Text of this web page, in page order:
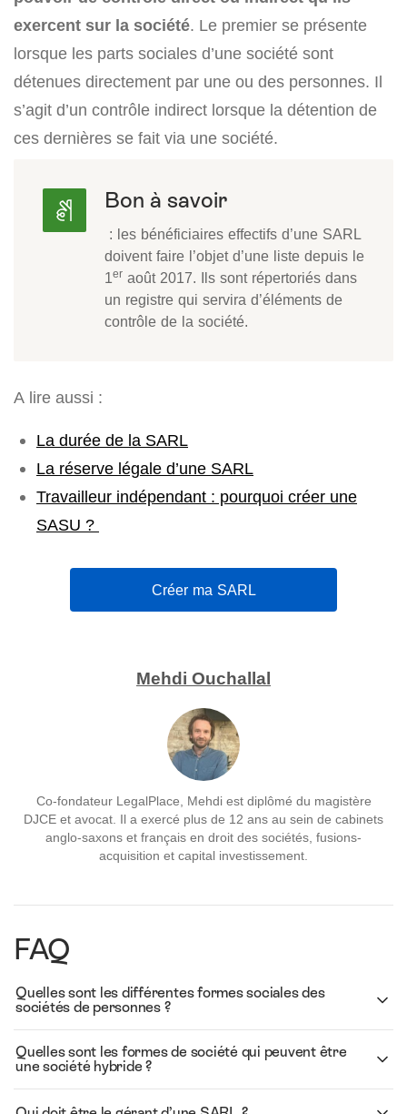
exercent sur la société. Le premier se présente
lorsque les parts sociales d’une société sont
détenues directement par une ou des personnes. Il
s’agit d’un contrôle indirect lorsque la détention de
ces dernières se fait via une société.
Bon à savoir
: les bénéficiaires effectifs d’une SARL
doivent faire l’objet d’une liste depuis le
1er août 2017. Ils sont répertoriés dans
un registre qui servira d’éléments de
contrôle de la société.
A lire aussi :
La durée de la SARL
La réserve légale d’une SARL
Travailleur indépendant : pourquoi créer une
SASU ?
Créer ma SARL
Mehdi Ouchallal
Co-fondateur LegalPlace, Mehdi est diplômé du magistère
DJCE et avocat. Il a exercé plus de 12 ans au sein de cabinets
anglo-saxons et français en droit des sociétés, fusions-
acquisition et capital investissement.
FAQ
Quelles sont les différentes formes sociales des
sociétés de personnes ?
Quelles sont les formes de société qui peuvent être
une société hybride ?